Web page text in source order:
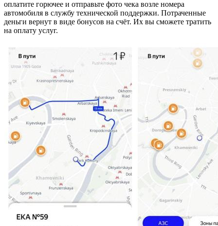
оплатите горючее и отправьте фото чека возле номера
автомобиля в службу технической поддержки. Потраченные
деньги вернут в виде бонусов на счёт. Их вы сможете тратить
на оплату услуг.